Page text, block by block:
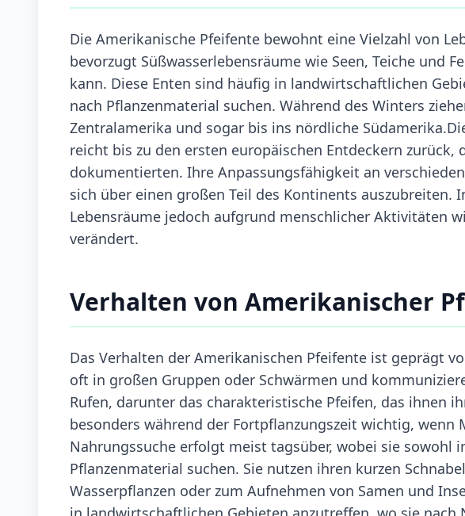
Die Amerikanische Pfeifente bewohnt eine Vielzahl von
bevorzugt Süßwasserlebensräume wie Seen, Teiche und
kann. Diese Enten sind häufig in landwirtschaftlichen
nach Pflanzenmaterial suchen. Während des Winters
Zentralamerika und sogar bis ins nördliche
reicht bis zu den ersten europäischen Entdeckern zurück,
dokumentierten. Ihre Anpassungsfähigkeit an
sich über einen großen Teil des Kontinents auszubreiten.
Lebensräume jedoch aufgrund menschlicher Aktivitäten
verändert.
Verhalten von Amerikanischer
Das Verhalten der Amerikanischen Pfeifente ist geprägt
oft in großen Gruppen oder Schwärmen und
Rufen, darunter das charakteristische Pfeifen, das ihnen
besonders während der Fortpflanzungszeit wichtig, wenn
Nahrungssuche erfolgt meist tagsüber, wobei sie sowohl
Pflanzenmaterial suchen. Sie nutzen ihren kurzen
Wasserpflanzen oder zum Aufnehmen von Samen und